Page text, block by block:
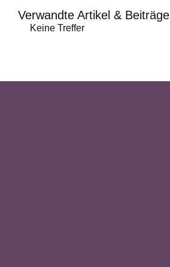
Verwandte Artikel & Beiträge
Keine Treffer